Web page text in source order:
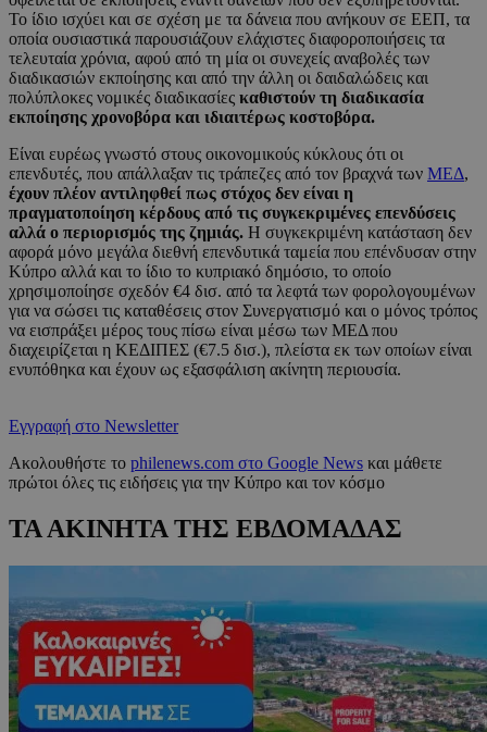
Το ίδιο ισχύει και σε σχέση με τα δάνεια που ανήκουν σε ΕΕΠ, τα
οποία ουσιαστικά παρουσιάζουν ελάχιστες διαφοροποιήσεις τα
τελευταία χρόνια, αφού από τη μία οι συνεχείς αναβολές των
διαδικασιών εκποίησης και από την άλλη οι δαιδαλώδεις και
πολύπλοκες νομικές διαδικασίες καθιστούν τη διαδικασία
εκποίησης χρονοβόρα και ιδιαιτέρως κοστοβόρα.
Είναι ευρέως γνωστό στους οικονομικούς κύκλους ότι οι
επενδυτές, που απάλλαξαν τις τράπεζες από τον βραχνά των ΜΕΔ,
έχουν πλέον αντιληφθεί πως στόχος δεν είναι η
πραγματοποίηση κέρδους από τις συγκεκριμένες επενδύσεις
αλλά ο περιορισμός της ζημιάς. Η συγκεκριμένη κατάσταση δεν
αφορά μόνο μεγάλα διεθνή επενδυτικά ταμεία που επένδυσαν στην
Κύπρο αλλά και το ίδιο το κυπριακό δημόσιο, το οποίο
χρησιμοποίησε σχεδόν €4 δισ. από τα λεφτά των φορολογουμένων
για να σώσει τις καταθέσεις στον Συνεργατισμό και ο μόνος τρόπος
να εισπράξει μέρος τους πίσω είναι μέσω των ΜΕΔ που
διαχειρίζεται η ΚΕΔΙΠΕΣ (€7.5 δισ.), πλείστα εκ των οποίων είναι
ενυπόθηκα και έχουν ως εξασφάλιση ακίνητη περιουσία.
Εγγραφή στο Newsletter
Ακολουθήστε το philenews.com στο Google News και μάθετε
πρώτοι όλες τις ειδήσεις για την Κύπρο και τον κόσμο
ΤΑ ΑΚΙΝΗΤΑ ΤΗΣ ΕΒΔΟΜΑΔΑΣ